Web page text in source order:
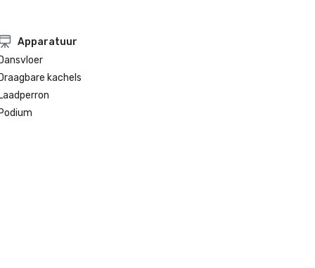
Apparatuur
Dansvloer
Draagbare kachels
Laadperron
Podium